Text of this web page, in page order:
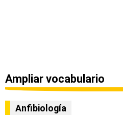
Ampliar vocabulario
Anfibiología